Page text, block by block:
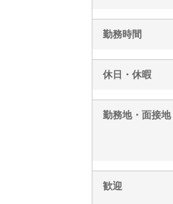
勤務時間
休日・休暇
勤務地・面接地
歓迎